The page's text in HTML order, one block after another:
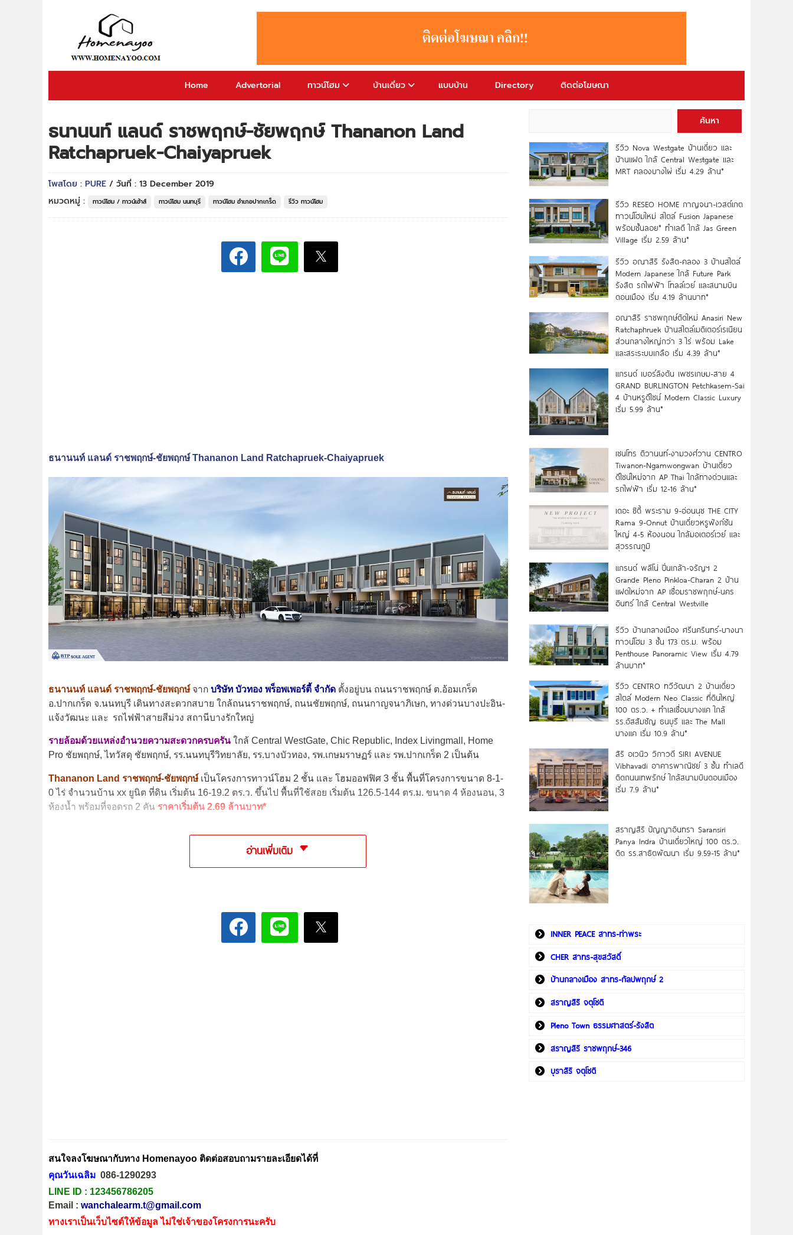
Home Advertorial ทาวน์โฮม บ้านเดี่ยว แบบบ้าน Directory ติดต่อโฆษณา
ธนานนท์ แลนด์ ราชพฤกษ์-ชัยพฤกษ์ Thananon Land
Ratchapruek-Chaiyapruek
โพสโดย : PURE / วันที่ : 13 December 2019
หมวดหมู่ :
ทาวน์โฮม / ทาวน์เฮ้าส์ ทาวน์โฮม นนทบุรี ทาวน์โฮม อำเภอปากเกร็ด รีวิว ทาวน์โฮม
ธนานนท์ แลนด์ ราชพฤกษ์-ชัยพฤกษ์ Thananon Land Ratchapruek-Chaiyapruek
ธนานนท์ แลนด์ ราชพฤกษ์-ชัยพฤกษ์ จาก บริษัท บัวทอง พร็อพเพอร์ตี้ จำกัด ตั้งอยู่บน ถนนราชพฤกษ์ ต.อ้อมเกร็ด
อ.ปากเกร็ด จ.นนทบุรี เดินทางสะดวกสบาย ใกล้ถนนราชพฤกษ์, ถนนชัยพฤกษ์, ถนนกาญจนาภิเษก, ทางด่วนบางปะอิน-
แจ้งวัฒนะ และ รถไฟฟ้าสายสีม่วง สถานีบางรักใหญ่
รายล้อมด้วยแหล่งอำนวยความสะดวกครบครัน ใกล้ Central WestGate, Chic Republic, Index Livingmall, Home
Pro ชัยพฤกษ์, ไทวัสดุ ชัยพฤกษ์, รร.นนทบุรีวิทยาลัย, รร.บางบัวทอง, รพ.เกษมราษฏร์ และ รพ.ปากเกร็ด 2 เป็นต้น
Thananon Land ราชพฤกษ์-ชัยพฤกษ์ เป็นโครงการทาวน์โฮม 2 ชั้น และ โฮมออฟฟิศ 3 ชั้น พื้นที่โครงการขนาด 8-1-
0 ไร่ จำนวนบ้าน xx ยูนิต ที่ดิน เริ่มต้น 16-19.2 ตร.ว. ขึ้นไป พื้นที่ใช้สอย เริ่มต้น 126.5-144 ตร.ม. ขนาด 4 ห้องนอน, 3
ห้องน้ำ พร้อมที่จอดรถ 2 คัน ราคาเริ่มต้น 2.69 ล้านบาท*
อ่านเพิ่มเติม
สนใจลงโฆษณากับทาง Homenayoo ติดต่อสอบถามรายละเอียดได้ที่
คุณวันเฉลิม 086-1290293
LINE ID : 123456786205
Email : wanchalearm.t@gmail.com
ทางเราเป็นเว็บไซต์ให้ข้อมูล ไม่ใช่เจ้าของโครงการนะครับ
ค้นหา
รีวิว Nova Westgate บ้านเดี่ยว และ
บ้านแฝด ใกล้ Central Westgate และ
MRT คลองบางไผ่ เริ่ม 4.29 ล้าน*
รีวิว RESEO HOME กาญจนา-เวสต์เกต
ทาวน์โฮมใหม่ สไตล์ Fusion Japanese
พร้อมชั้นลอย* ทำเลดี ใกล้ Jas Green
Village เริ่ม 2.59 ล้าน*
รีวิว อณาสิริ รังสิต-คลอง 3 บ้านสไตล์
Modern Japanese ใกล้ Future Park
รังสิต รถไฟฟ้า โทลล์เวย์ และสนามบิน
ดอนเมือง เริ่ม 4.19 ล้านบาท*
อณาสิริ ราชพฤกษ์ตัดใหม่ Anasiri New
Ratchaphruek บ้านสไตล์เมดิเตอร์เรเนียน
ส่วนกลางใหญ่กว่า 3 ไร่ พร้อม Lake
และสระระบบเกลือ เริ่ม 4.39 ล้าน*
แกรนด์ เบอร์ลิงตัน เพชรเกษม-สาย 4
GRAND BURLINGTON Petchkasem-Sai
4 บ้านหรูดีไซน์ Modern Classic Luxury
เริ่ม 5.99 ล้าน*
เซนโทร ติวานนท์-งามวงศ์วาน CENTRO
Tiwanon-Ngamwongwan บ้านเดี่ยว
ดีไซน์ใหม่จาก AP Thai ใกล้ทางด่วนและ
รถไฟฟ้า เริ่ม 12-16 ล้าน*
เดอะ ซิตี้ พระราม 9-อ่อนนุช THE CITY
Rama 9-Onnut บ้านเดี่ยวหรูฟังก์ชัน
ใหญ่ 4-5 ห้องนอน ใกล้มอเตอร์เวย์ และ
สุวรรณภูมิ
แกรนด์ พลีโน่ ปิ่นเกล้า-จรัญฯ 2
Grande Pleno Pinkloa-Charan 2 บ้าน
แฝดใหม่จาก AP เชื่อมราชพฤกษ์-นคร
อินทร์ ใกล้ Central Westville
รีวิว บ้านกลางเมือง ศรีนครินทร์-บางนา
ทาวน์โฮม 3 ชั้น 173 ตร.ม. พร้อม
Penthouse Panoramic View เริ่ม 4.79
ล้านบาท*
รีวิว CENTRO ทวีวัฒนา 2 บ้านเดี่ยว
สไตล์ Modern Neo Classic ที่ดินใหญ่
100 ตร.ว. + ทำเลเชื่อมบางแค ใกล้
รร.อัสสัมชัญ ธนบุรี และ The Mall
บางแค เริ่ม 10.9 ล้าน*
สิริ อเวนิว วิภาวดี SIRI AVENUE
Vibhavadi อาคารพาณิชย์ 3 ชั้น ทำเลดี
ติดถนนเทพรักษ์ ใกล้สนามบินดอนเมือง
เริ่ม 7.9 ล้าน*
สราญสิริ ปัญญาอินทรา Saransiri
Panya Indra บ้านเดี่ยวใหญ่ 100 ตร.ว.
ดิด รร.สาธิตพัฒนา เริ่ม 9.59-15 ล้าน*
INNER PEACE สาทร-ท่าพระ
CHER สาทร-สุขสวัสดิ์
บ้านกลางเมือง สาทร-กัลปพฤกษ์ 2
สราญสิริ จตุโชติ
Pleno Town ธรรมศาสตร์-รังสิต
สราญสิริ ราชพฤกษ์-346
บุราสิริ จตุโชติ